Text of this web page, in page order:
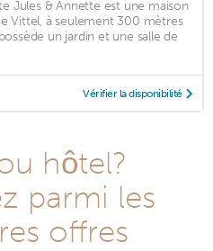
Jules & Annette est une maison
Vittel, à seulement 300 mètres
un jardin et une salle de
Vérifier la disponibilité
hôtel?
parmi les
offres